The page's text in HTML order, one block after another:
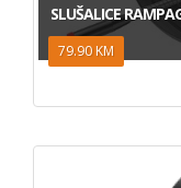
SLUŠALICE
79.90 KM